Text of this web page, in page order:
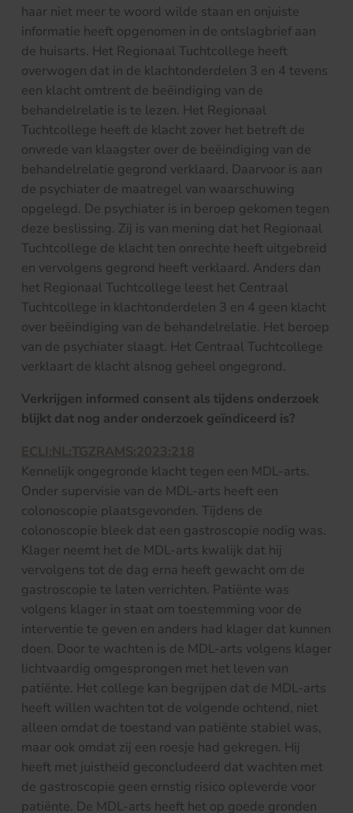
haar niet meer te woord wilde staan en onjuiste
informatie heeft opgenomen in de ontslagbrief aan
de huisarts. Het Regionaal Tuchtcollege heeft
overwogen dat in de klachtonderdelen 3 en 4 tevens
een klacht omtrent de beëindiging van de
behandelrelatie is te lezen. Het Regionaal
Tuchtcollege heeft de klacht zover het betreft de
onvrede van klaagster over de beëindiging van de
behandelrelatie gegrond verklaard. Daarvoor is aan
de psychiater de maatregel van waarschuwing
opgelegd. De psychiater is in beroep gekomen tegen
deze beslissing. Zij is van mening dat het Regionaal
Tuchtcollege de klacht ten onrechte heeft uitgebreid
en vervolgens gegrond heeft verklaard. Anders dan
het Regionaal Tuchtcollege leest het Centraal
Tuchtcollege in klachtonderdelen 3 en 4 geen klacht
over beëindiging van de behandelrelatie. Het beroep
van de psychiater slaagt. Het Centraal Tuchtcollege
verklaart de klacht alsnog geheel ongegrond.
Verkrijgen informed consent als tijdens onderzoek
blijkt dat nog ander onderzoek geïndiceerd is?
ECLI:NL:TGZRAMS:2023:218
Kennelijk ongegronde klacht tegen een MDL-arts.
Onder supervisie van de MDL-arts heeft een
colonoscopie plaatsgevonden. Tijdens de
colonoscopie bleek dat een gastroscopie nodig was.
Klager neemt het de MDL-arts kwalijk dat hij
vervolgens tot de dag erna heeft gewacht om de
gastroscopie te laten verrichten. Patiënte was
volgens klager in staat om toestemming voor de
interventie te geven en anders had klager dat kunnen
doen. Door te wachten is de MDL-arts volgens klager
lichtvaardig omgesprongen met het leven van
patiënte. Het college kan begrijpen dat de MDL-arts
heeft willen wachten tot de volgende ochtend, niet
alleen omdat de toestand van patiënte stabiel was,
maar ook omdat zij een roesje had gekregen. Hij
heeft met juistheid geconcludeerd dat wachten met
de gastroscopie geen ernstig risico opleverde voor
patiënte. De MDL-arts heeft het op goede gronden